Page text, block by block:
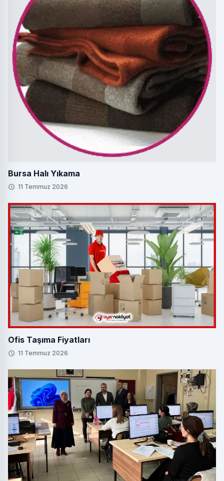
Bursa Halı Yıkama
11 Temmuz 2026
Ofis Taşıma Fiyatları
11 Temmuz 2026